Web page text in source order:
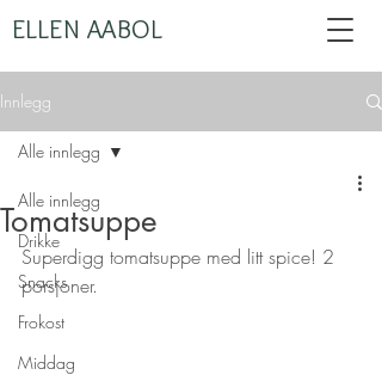
ELLEN AABOL
Innlegg
Alle innlegg
Drikke
Snacks
Frokost
Middag
Alle innlegg
Tomatsuppe
Superdigg tomatsuppe med litt spice! 2
porsjoner.